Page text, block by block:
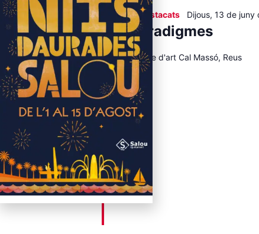
Paradigmes
Destacats Dijous, 13 de juny
Centre d'art Cal Massó, Reus